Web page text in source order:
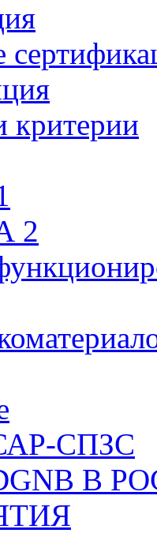
критерии
2
СПЗС
В